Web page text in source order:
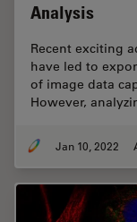
Analysis
Recent exciting
have led to
of image data
However,
Jan 10, 2022